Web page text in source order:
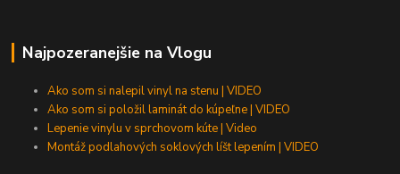
Najpozeranejšie na Vlogu
Ako som si nalepil vinyl na stenu | VIDEO
Ako som si položil laminát do kúpeľne | VIDEO
Lepenie vinylu v sprchovom kúte | Video
Montáž podlahových soklových líšt lepením | VIDEO